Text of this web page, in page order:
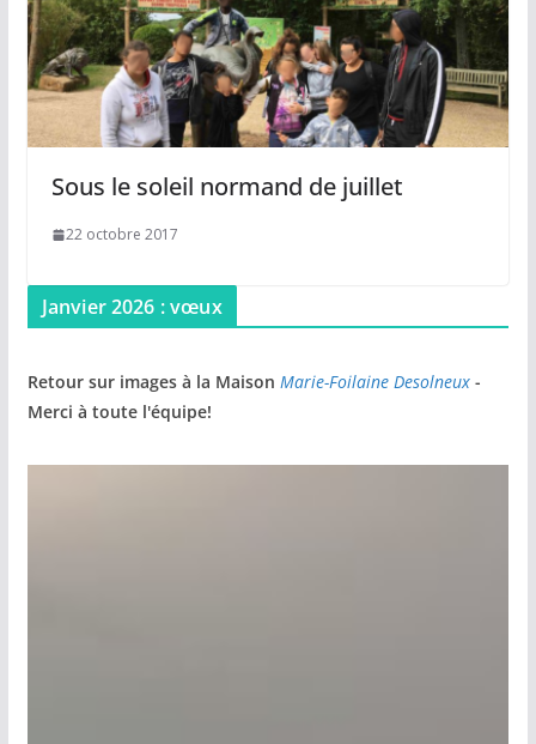
Sous le soleil normand de juillet
22 octobre 2017
Janvier 2026 : vœux
Retour sur images à la Maison Marie-Foilaine Desolneux-
Merci à toute l'équipe!